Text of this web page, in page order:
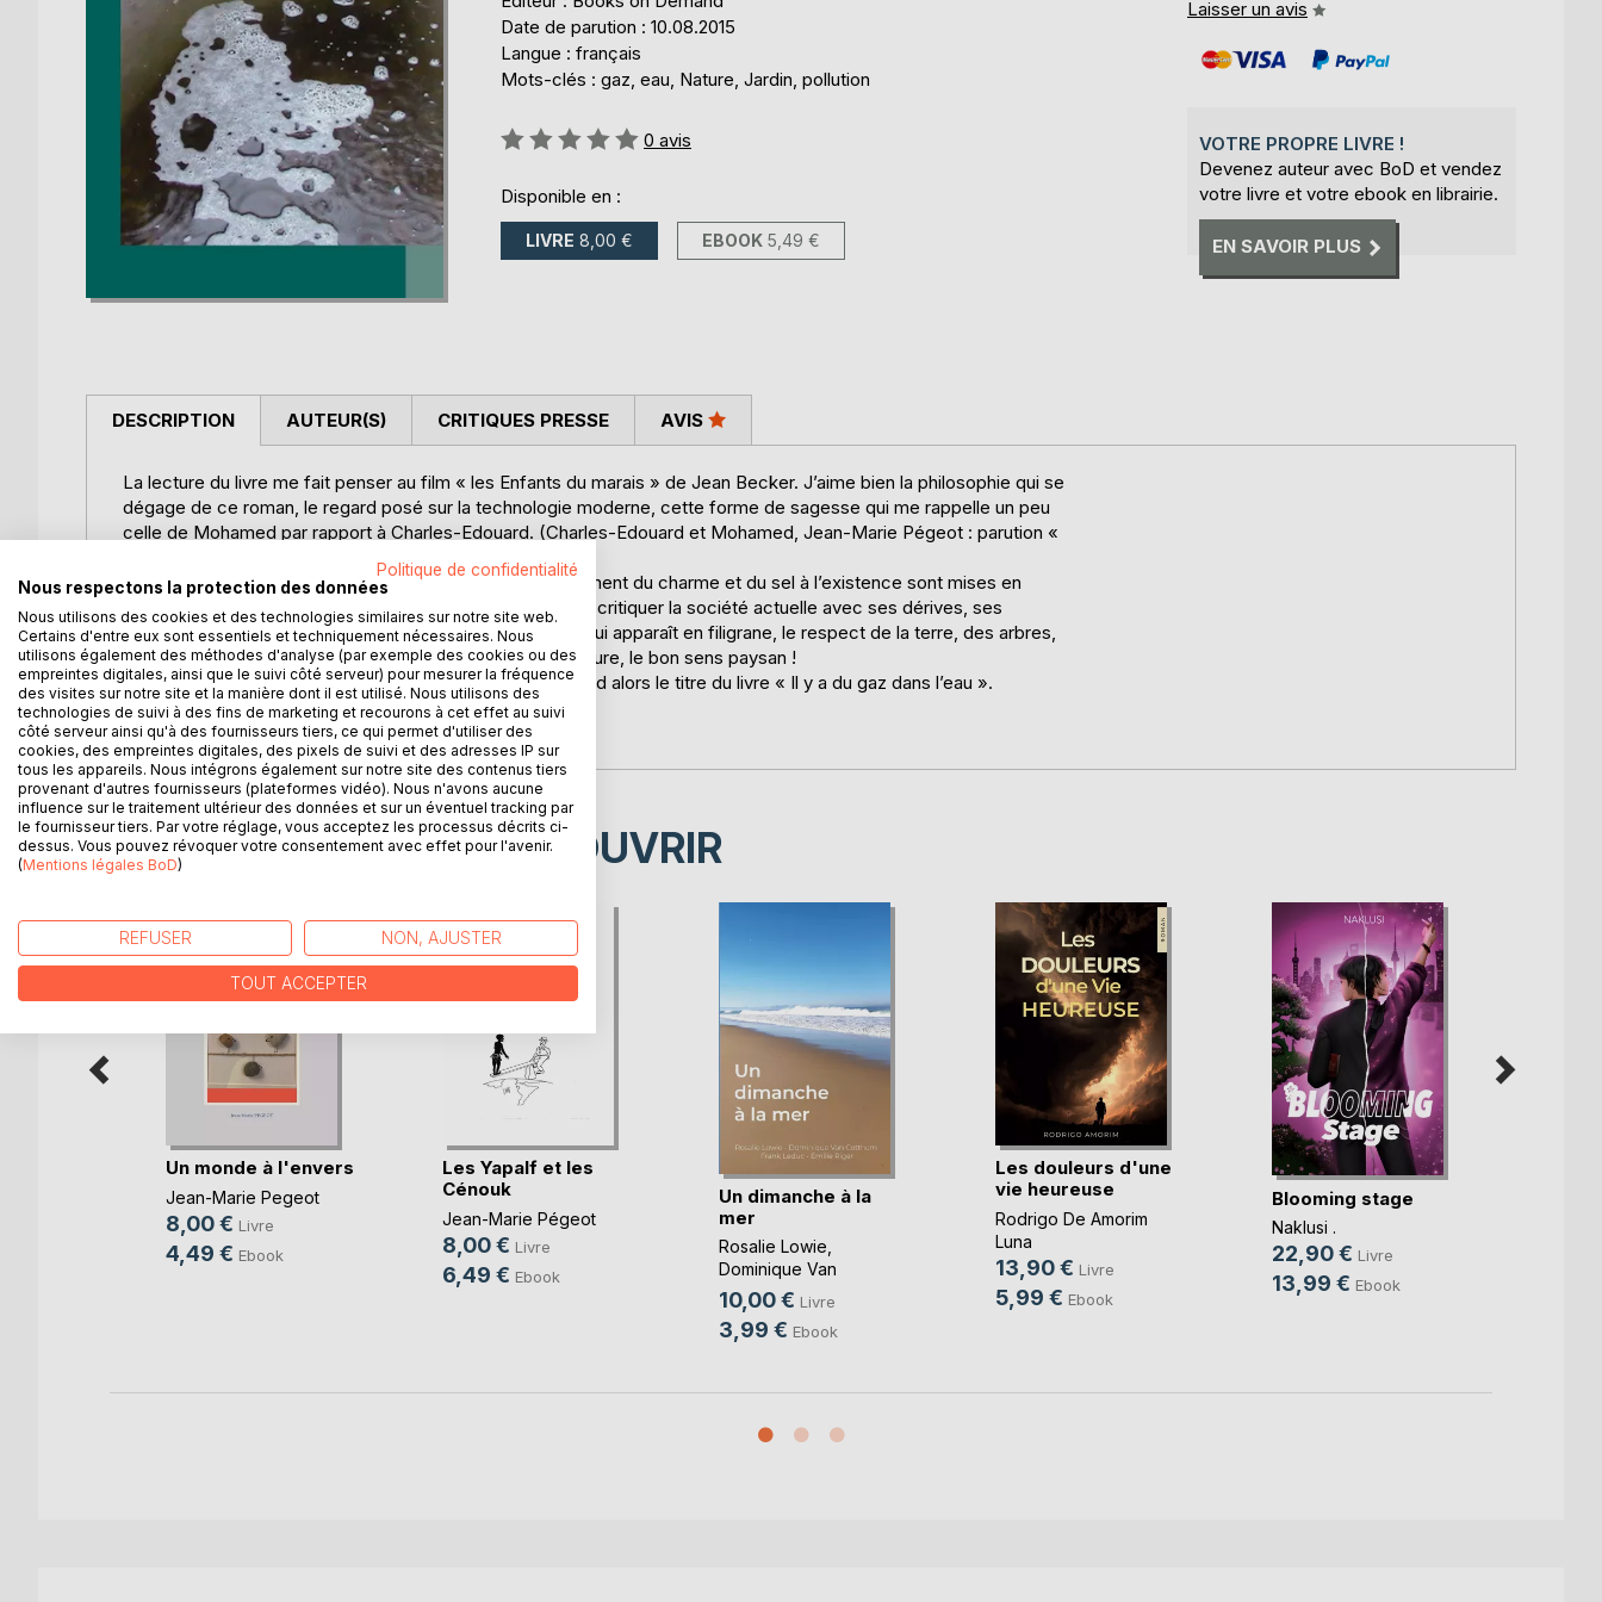
Date de parution : 10.08.2015
Langue : français
Mots-clés : gaz, eau, Nature, Jardin, pollution
Évaluation:
0 avis
Disponible en :
LIVRE 8,00 € EBOOK 5,49 €
Laisser un avis
VOTRE PROPRE LIVRE !
Devenez auteur avec BoD et vendez
votre livre et votre ebook en librairie.
EN SAVOIR PLUS
DESCRIPTION
La lecture du livre me fait penser au film « les Enfants du marais » de Jean Becker. J’aime bien la philosophie qui se
dégage de ce roman, le regard posé sur la technologie moderne, cette forme de sagesse qui me rappelle un peu
celle de Mohamed par rapport à Charles-Edouard. (Charles-Edouard et Mohamed, Jean-Marie Pégeot : parution «
Tout est très imagé. Les petites choses de la vie qui donnent du charme et du sel à l’existence sont mises en
évidence. Il y a une habileté certaine dans cette histoire à critiquer la société actuelle avec ses dérives, ses
incohérences, son côté inhumain. J’aime aussi la poésie qui apparaît en filigrane, le respect de la terre, des arbres,
des plantes, le rythme des saisons, l’observation de la nature, le bon sens paysan !
La fin de l’histoire est inattendue, amusante ; on comprend alors le titre du livre « Il y a du gaz dans l’eau ».
AUTEUR(S) CRITIQUES PRESSE AVIS
D’AUTRES TITRES À DÉCOUVRIR
Un monde à l'envers
Jean-Marie Pegeot
8,00 € Livre
4,49 € Ebook
Les Yapalf et les
Cénouk
Jean-Marie Pégeot
8,00 € Livre
6,49 € Ebook
Un dimanche à la
mer
Rosalie Lowie
Dominique Van
Cotthem, ...
10,00 € Livre
3,99 € Ebook
Les douleurs d'une
vie heureuse
Rodrigo De Amorim
Luna
13,90 € Livre
5,99 € Ebook
Blooming stage
Naklusi .
22,90 € Livre
13,99 € Ebook
Politique de confidentialité
Nous respectons la protection des données
Nous utilisons des cookies et des technologies similaires sur notre site web.
Certains d'entre eux sont essentiels et techniquement nécessaires. Nous
utilisons également des méthodes d'analyse (par exemple des cookies ou des
empreintes digitales, ainsi que le suivi côté serveur) pour mesurer la fréquence
des visites sur notre site et la manière dont il est utilisé. Nous utilisons des
technologies de suivi à des fins de marketing et recourons à cet effet au suivi
côté serveur ainsi qu'à des fournisseurs tiers, ce qui permet d'utiliser des
cookies, des empreintes digitales, des pixels de suivi et des adresses IP sur
tous les appareils. Nous intégrons également sur notre site des contenus tiers
provenant d'autres fournisseurs (plateformes vidéo). Nous n'avons aucune
influence sur le traitement ultérieur des données et sur un éventuel tracking par
le fournisseur tiers. Par votre réglage, vous acceptez les processus décrits ci-
dessus. Vous pouvez révoquer votre consentement avec effet pour l'avenir.
(Mentions légales BoD)
REFUSER NON, AJUSTER
TOUT ACCEPTER